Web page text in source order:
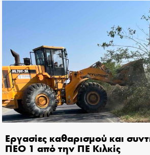
Εργασίες καθαρισμού και
ΠΕΟ 1 από την ΠΕ Κιλκίς